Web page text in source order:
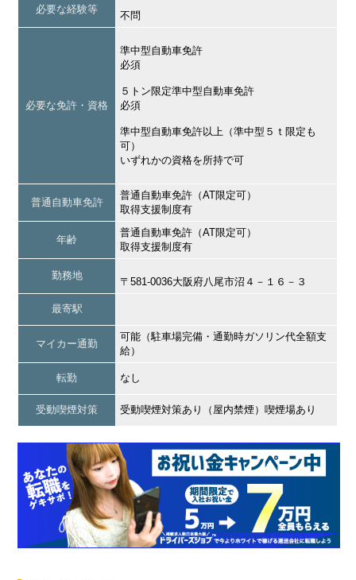
必要な経験等
不問
必要な免許・資格
準中型自動車免許
必須
５トン限定準中型自動車免許
必須
準中型自動車免許以上（準中型５ｔ限定も
可）
いずれかの資格を所持で可
普通自動車免許
普通自動車免許（AT限定可）
取得支援制度有
年齢
普通自動車免許（AT限定可）
取得支援制度有
勤務地
〒581-0036大阪府八尾市沼４－１６－３
最寄駅
マイカー通勤
可能（駐車場完備・通勤時ガソリン代全額支
給）
転勤 なし
受動喫煙対策 受動喫煙対策あり（屋内禁煙）喫煙場あり